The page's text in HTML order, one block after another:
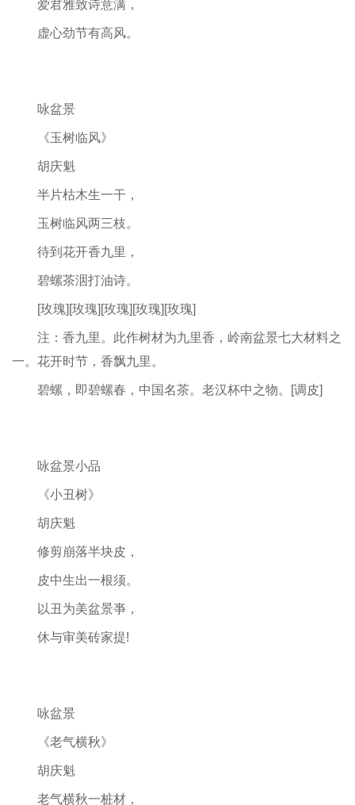
爱君雅致诗意满，
虚心劲节有高风。
咏盆景
《玉树临风》
胡庆魁
半片枯木生一干，
玉树临风两三枝。
待到花开香九里，
碧螺茶洇打油诗。
[玫瑰][玫瑰][玫瑰][玫瑰][玫瑰]
注：香九里。此作树材为九里香，岭南盆景七大材料之
一。花开时节，香飘九里。
碧螺，即碧螺春，中国名茶。老汉杯中之物。[调皮]
咏盆景小品
《小丑树》
胡庆魁
修剪崩落半块皮，
皮中生出一根须。
以丑为美盆景亊，
休与审美砖家提!
咏盆景
《老气横秋》
胡庆魁
老气横秋一桩材，